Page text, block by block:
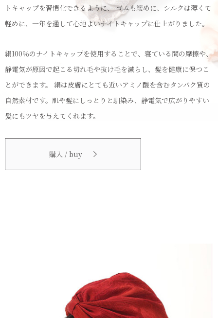
トキャップを習慣化できるように、 ゴムも緩めに、シルクは薄くて
軽めに、一年を通して心地よいナイトキャップに仕上がりました。
絹100％のナイトキャップを使用することで、寝ている間の摩擦や、
静電気が原因で起こる切れ毛や抜け毛を減らし、髪を健康に保つこ
とができます。 絹は皮膚にとても近いアミノ酸を含むタンパク質の
自然素材です。肌や髪にしっとりと馴染み、静電気で広がりやすい
髪にもツヤを与えてくれます。
購入 / buy